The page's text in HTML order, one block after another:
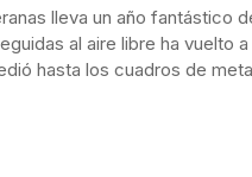
lleva un año fantástico
al aire libre ha vuelto
hasta los cuadros de